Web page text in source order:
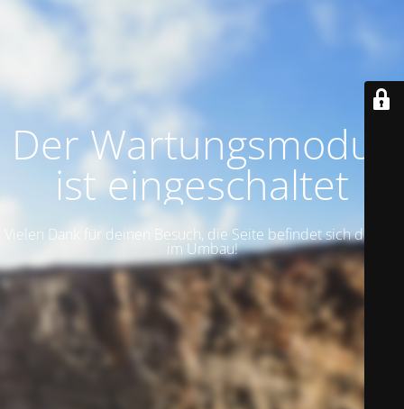
Der Wartungsmodus
ist eingeschaltet
Vielen Dank für deinen Besuch, die Seite befindet sich derzeit
im Umbau!